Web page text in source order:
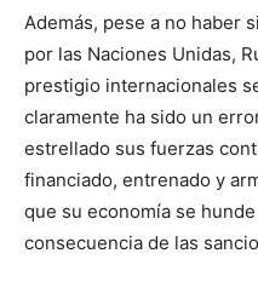
Además, pese a no haber
por las Naciones Unidas,
prestigio internacionales
claramente ha sido un
estrellado sus fuerzas
financiado, entrenado y
que su economía se
consecuencia de las